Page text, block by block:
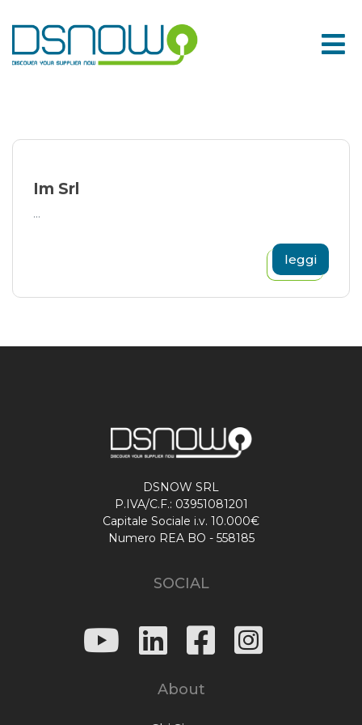
to
content
Im Srl
...
leggi
DSNOW SRL
P.IVA/C.F.: 03951081201
Capitale Sociale i.v. 10.000€
Numero REA BO - 558185
SOCIAL
About